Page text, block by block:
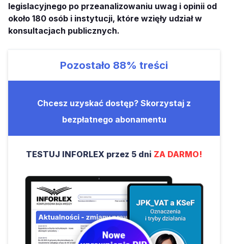
legislacyjnego po przeanalizowaniu uwag i opinii od
około 180 osób i instytucji, które wzięły udział w
konsultacjach publicznych.
Pozostało 88% treści
Chcesz uzyskać dostęp? Skorzystaj z
bezpłatnego abonamentu
TESTUJ INFORLEX przez 5 dni ZA DARMO!